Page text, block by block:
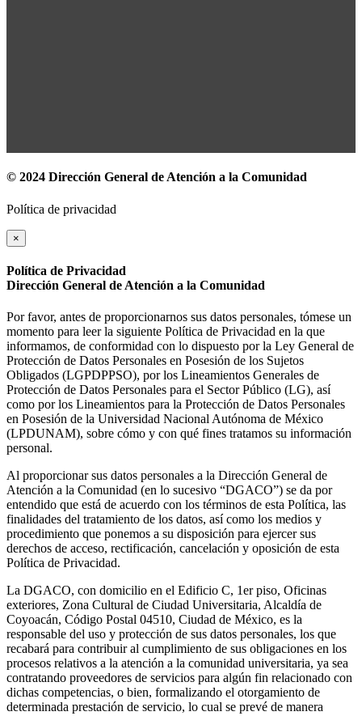
© 2024 Dirección General de Atención a la Comunidad
Política de privacidad
×
Política de Privacidad
Dirección General de Atención a la Comunidad
Por favor, antes de proporcionarnos sus datos personales, tómese un
momento para leer la siguiente Política de Privacidad en la que
informamos, de conformidad con lo dispuesto por la Ley General de
Protección de Datos Personales en Posesión de los Sujetos
Obligados (LGPDPPSO), por los Lineamientos Generales de
Protección de Datos Personales para el Sector Público (LG), así
como por los Lineamientos para la Protección de Datos Personales
en Posesión de la Universidad Nacional Autónoma de México
(LPDUNAM), sobre cómo y con qué fines tratamos su información
personal.
Al proporcionar sus datos personales a la Dirección General de
Atención a la Comunidad (en lo sucesivo “DGACO”) se da por
entendido que está de acuerdo con los términos de esta Política, las
finalidades del tratamiento de los datos, así como los medios y
procedimiento que ponemos a su disposición para ejercer sus
derechos de acceso, rectificación, cancelación y oposición de esta
Política de Privacidad.
La DGACO, con domicilio en el Edificio C, 1er piso, Oficinas
exteriores, Zona Cultural de Ciudad Universitaria, Alcaldía de
Coyoacán, Código Postal 04510, Ciudad de México, es la
responsable del uso y protección de sus datos personales, los que
recabará para contribuir al cumplimiento de sus obligaciones en los
procesos relativos a la atención a la comunidad universitaria, ya sea
contratando proveedores de servicios para algún fin relacionado con
dichas competencias, o bien, formalizando el otorgamiento de
determinada prestación de servicio, lo cual se prevé de manera